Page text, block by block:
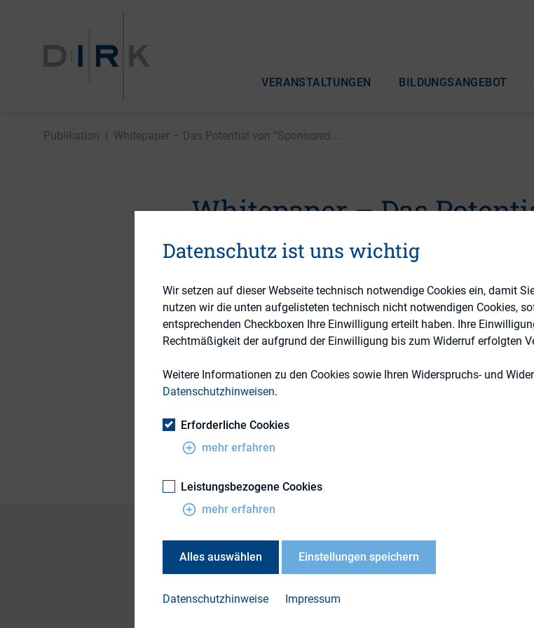
VERANSTALTUNGEN BILDUNGSANGEBOT
Publikation Whitepaper – Das Potential von “Sponsored ...
Whitepaper – Das
“Sponsored Posts” in der
Finanzkommunikation
7. Juli 2017
Publikationsform
Die Kommunikationsagentur Hering Schuppener hat
in Financial Communications – Das Potential von
Datenschutz ist uns wichtig
Wir setzen auf dieser Webseite technisch notwendige Cookies ein, damit
nutzen wir die unten aufgelisteten technisch nicht notwendigen Cookies,
entsprechenden Checkboxen Ihre Einwilligung erteilt haben. Ihre
Rechtmäßigkeit der aufgrund der Einwilligung bis zum Widerruf erfolgten
Weitere Informationen zu den Cookies sowie Ihren Widerspruchs- und
Datenschutzhinweisen.
Erforderliche Cookies
mehr erfahren
Leistungsbezogene Cookies
mehr erfahren
Alles auswählen Einstellungen speichern
Datenschutzhinweise Impressum